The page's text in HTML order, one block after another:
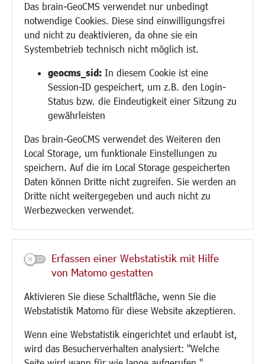
Das brain-GeoCMS verwendet nur unbedingt
notwendige Cookies. Diese sind einwilligungsfrei
und nicht zu deaktivieren, da ohne sie ein
Systembetrieb technisch nicht möglich ist.
geocms_sid: In diesem Cookie ist eine
Session-ID gespeichert, um z.B. den Login-
Status bzw. die Eindeutigkeit einer Sitzung zu
gewährleisten
Das brain-GeoCMS verwendet des Weiteren den
Local Storage, um funktionale Einstellungen zu
speichern. Auf die im Local Storage gespeicherten
Daten können Dritte nicht zugreifen. Sie werden an
Dritte nicht weitergegeben und auch nicht zu
Werbezwecken verwendet.
Erfassen einer Webstatistik mit Hilfe
von Matomo gestatten
Aktivieren Sie diese Schaltfläche, wenn Sie die
Webstatistik Matomo für diese Website akzeptieren.
Wenn eine Webstatistik eingerichtet und erlaubt ist,
wird das Besucherverhalten analysiert: "Welche
Demokratie leben
Ukrainehilfe
Hilfe für Geflüchtete
Religion
Bauen/Umwelt/Mobilität
Bebauungsplanung
Verkehr/Mobilität
Glasfaserausbau
Aktuelle Baustellen
Paddelteich
CINDY S
Kultur/Freizeit/Tourismus
Veranstaltungen
Neue Stadthalle Langen
Bäder
Musikschule
Stadtbücherei
Stadtarchiv